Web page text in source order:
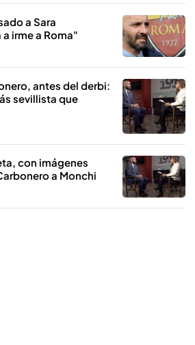
a Sara
irme a Roma"
antes del derbi:
sevillista que
con imágenes
a Monchi